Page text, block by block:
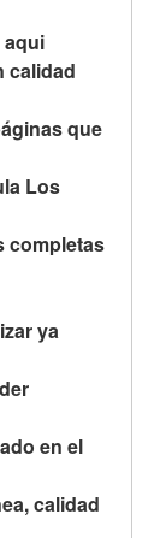
aqui
calidad
que
Los
completas
ya
en el
calidad